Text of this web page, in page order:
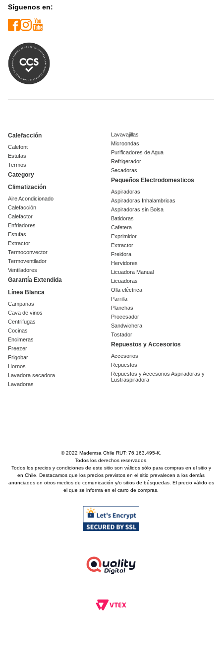
Síguenos en:
Calefacción
Calefont
Estufas
Termos
Category
Climatización
Aire Acondicionado
Calefacción
Calefactor
Enfriadores
Estufas
Extractor
Termoconvector
Termoventilador
Ventiladores
Garantía Extendida
Línea Blanca
Campanas
Cava de vinos
Centrifugas
Cocinas
Encimeras
Freezer
Frigobar
Hornos
Lavadora secadora
Lavadoras
Lavavajillas
Microondas
Purificadores de Agua
Refrigerador
Secadoras
Pequeños Electrodomesticos
Aspiradoras
Aspiradoras Inhalambricas
Aspiradoras sin Bolsa
Batidoras
Cafetera
Exprimidor
Extractor
Freidora
Hervidores
Licuadora Manual
Licuadoras
Olla eléctrica
Parrilla
Planchas
Procesador
Sandwichera
Tostador
Repuestos y Accesorios
Accesorios
Repuestos
Repuestos y Accesorios Aspiradoras y
Lustraspiradora
© 2022 Mademsa Chile RUT: 76.163.495-K.
Todos los derechos reservados.
Todos los precios y condiciones de este sitio son válidos sólo para compras en el sitio y
en Chile. Destacamos que los precios previstos en el sitio prevalecen a los demás
anunciados en otros medios de comunicación y/o sitios de búsquedas. El precio válido es
el que se informa en el carro de compras.